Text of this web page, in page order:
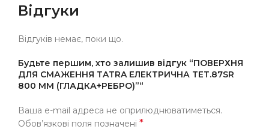
Відгуки
Відгуків немає, поки що.
Будьте першим, хто залишив відгук “ПОВЕРХНЯ
ДЛЯ СМАЖЕННЯ TATRA ЕЛЕКТРИЧНА TET.87SR
800 ММ (ГЛАДКА+РЕБРО)”“
Ваша e-mail адреса не оприлюднюватиметься.
Обов’язкові поля позначені *